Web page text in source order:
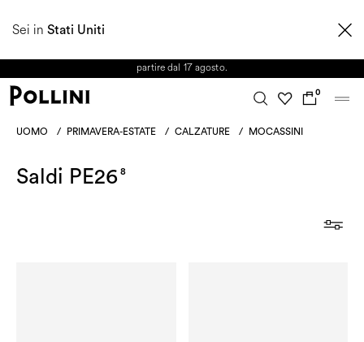
Sei in Stati Uniti
AUTUNNO/INVERNO 2026. Dall'8 al 16 agosto il Servizio Clienti non sarà
partire dal 17 agosto.
0
UOMO / PRIMAVERA-ESTATE / CALZATURE / MOCASSINI
Saldi PE26 8